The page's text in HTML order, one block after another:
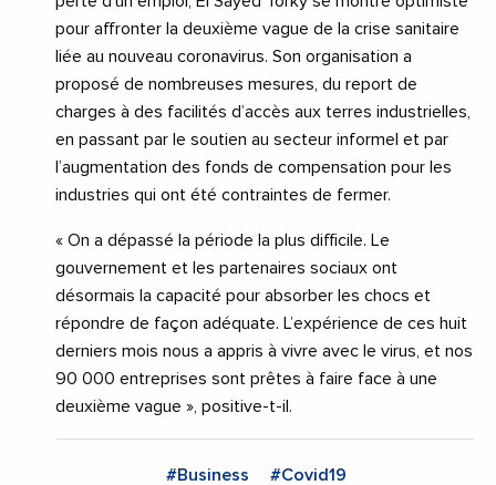
pour affronter la deuxième vague de la crise sanitaire
liée au nouveau coronavirus. Son organisation a
proposé de nombreuses mesures, du report de
charges à des facilités d’accès aux terres industrielles,
en passant par le soutien au secteur informel et par
l’augmentation des fonds de compensation pour les
industries qui ont été contraintes de fermer.
« On a dépassé la période la plus difficile. Le
gouvernement et les partenaires sociaux ont
désormais la capacité pour absorber les chocs et
répondre de façon adéquate. L’expérience de ces huit
derniers mois nous a appris à vivre avec le virus, et nos
90 000 entreprises sont prêtes à faire face à une
deuxième vague », positive-t-il.
#Business #Covid19